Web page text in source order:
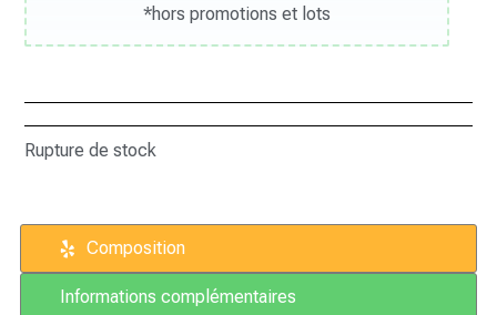
*hors promotions et lots
Rupture de stock
Composition
Informations complémentaires